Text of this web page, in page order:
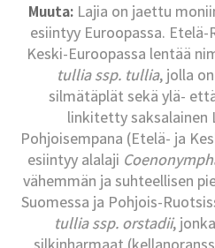
Muuta: Lajia on jaettu
esiintyy Euroopassa. Etelä-
Keski-Euroopassa lentää
tullia ssp. tullia, jolla
silmätäplät sekä ylä-
linkitetty saksalainen
Pohjoisempana (Etelä- ja
esiintyy alalaji
vähemmän ja suhteellisen
Suomessa ja Pohjois-
tullia ssp. orstadii,